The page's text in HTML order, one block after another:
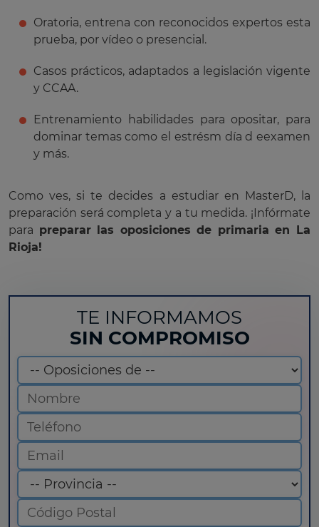
Oratoria, entrena con reconocidos expertos esta
prueba, por vídeo o presencial.
Casos prácticos, adaptados a legislación vigente
y CCAA.
Entrenamiento habilidades para opositar, para
dominar temas como el estrésm día d eexamen
y más.
Como ves, si te decides a estudiar en MasterD, la
preparación será completa y a tu medida. ¡Infórmate
para preparar las oposiciones de primaria en La
Rioja!
TE INFORMAMOS
SIN COMPROMISO